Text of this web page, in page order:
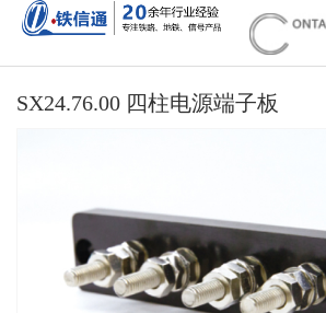
SX24.76.00 四柱电源端子板